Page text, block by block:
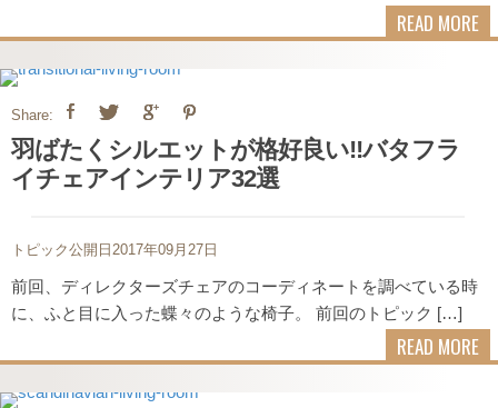
READ MORE
Share:
羽ばたくシルエットが格好良い!!バタフラ
イチェアインテリア32選
トピック公開日2017年09月27日
前回、ディレクターズチェアのコーディネートを調べている時
に、ふと目に入った蝶々のような椅子。 前回のトピック […]
READ MORE